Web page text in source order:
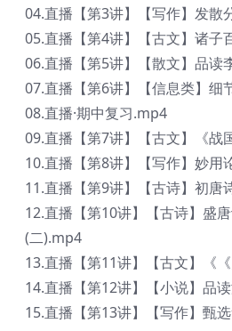
04.直播【第3讲】【写作】发散
05.直播【第4讲】【古文】诸子
06.直播【第5讲】【散文】品读
07.直播【第6讲】【信息类】细
08.直播·期中复习.mp4
09.直播【第7讲】【古文】《战
10.直播【第8讲】【写作】妙用
11.直播【第9讲】【古诗】初唐
12.直播【第10讲】【古诗】盛
(二).mp4
13.直播【第11讲】【古文】《
14.直播【第12讲】【小说】品
15.直播【第13讲】【写作】甄